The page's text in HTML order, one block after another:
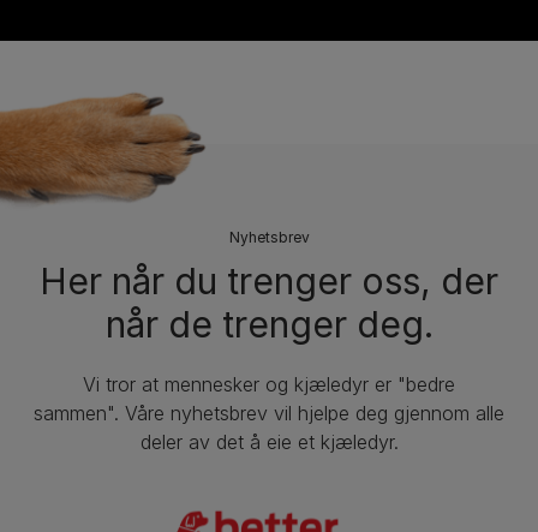
Nyhetsbrev
Her når du trenger oss, der
når de trenger deg.
Vi tror at mennesker og kjæledyr er "bedre
sammen". Våre nyhetsbrev vil hjelpe deg gjennom alle
deler av det å eie et kjæledyr.